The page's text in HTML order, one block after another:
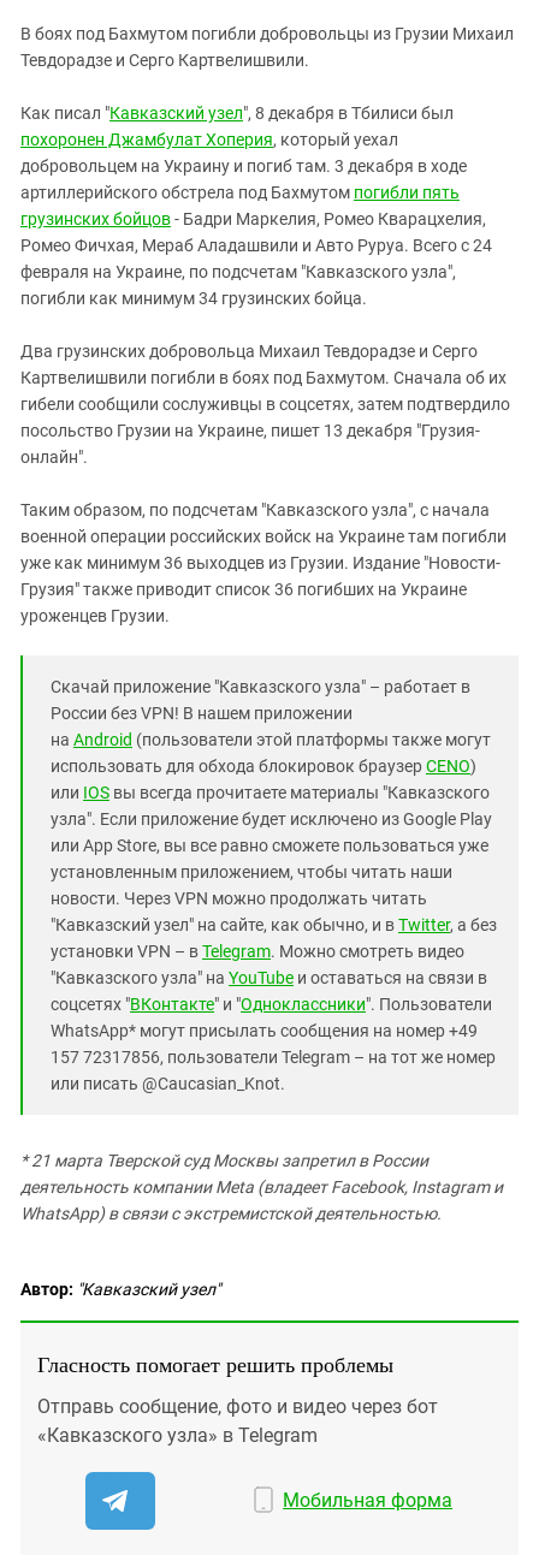
КАВКАЗ ЗА ПАЛЕСТИНУ
ИНАКОМЫСЛИЕ В ЧЕЧНЕ
МОБИЛИЗАЦИЯ И ПРОТЕСТЫ
Ингушетия
Калмыкия
Карачаево-Черкесия
Краснодарский край
Нагорный Карабах
Российская Федерация
Северная Осетия - Алания
СКФО
Ставропольский край
Чечня
Южная Осетия
Южный Кавказ
В боях под Бахмутом погибли добровольцы из Грузии Михаил
Тевдорадзе и Серго Картвелишвили.
Как писал "Кавказский узел", 8 декабря в Тбилиси был
похоронен Джамбулат Хоперия, который уехал
добровольцем на Украину и погиб там. 3 декабря в ходе
артиллерийского обстрела под Бахмутом погибли пять
грузинских бойцов- Бадри Маркелия, Ромео Кварацхелия,
Ромео Фичхая, Мераб Аладашвили и Авто Руруа. Всего с 24
февраля на Украине, по подсчетам "Кавказского узла",
погибли как минимум 34 грузинских бойца.
Два грузинских добровольца Михаил Тевдорадзе и Серго
Картвелишвили погибли в боях под Бахмутом. Сначала об их
гибели сообщили сослуживцы в соцсетях, затем подтвердило
посольство Грузии на Украине, пишет 13 декабря "Грузия-
онлайн".
Таким образом, по подсчетам "Кавказского узла", с начала
военной операции российских войск на Украине там погибли
уже как минимум 36 выходцев из Грузии. Издание "Новости-
Грузия" также приводит список 36 погибших на Украине
уроженцев Грузии.
Скачай приложение "Кавказского узла" – работает в
России без VPN! В нашем приложении
на Android (пользователи этой платформы также могут
использовать для обхода блокировок браузерCENO)
или IOS вы всегда прочитаете материалы "Кавказского
узла". Если приложение будет исключено из Google Play
или App Store, вы все равно сможете пользоваться уже
установленным приложением, чтобы читать наши
новости. Через VPN можно продолжать читать
"Кавказский узел" на сайте, как обычно, и вTwitter, а без
установки VPN – вTelegram. Можно смотреть видео
"Кавказского узла" на YouTube и оставаться на связи в
соцсетях "ВКонтакте" и "Одноклассники". Пользователи
WhatsApp* могут присылать сообщения на номер +49
157 72317856, пользователи Telegram – на тот же номер
или писать @Caucasian_Knot.
* 21 марта Тверской суд Москвы запретил в России
деятельность компании Meta (владеет Facebook, Instagram и
WhatsApp) в связи с экстремистской деятельностью.
Автор: "Кавказский узел"
Гласность помогает решить проблемы
Отправь сообщение, фото и видео через бот
«Кавказского узла» в Telegram
Мобильная форма